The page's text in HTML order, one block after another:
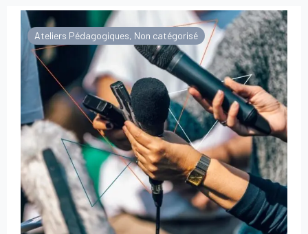
Ateliers Pédagogiques, Non catégorisé